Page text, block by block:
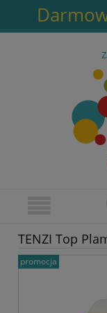
TENZI Top
promocja